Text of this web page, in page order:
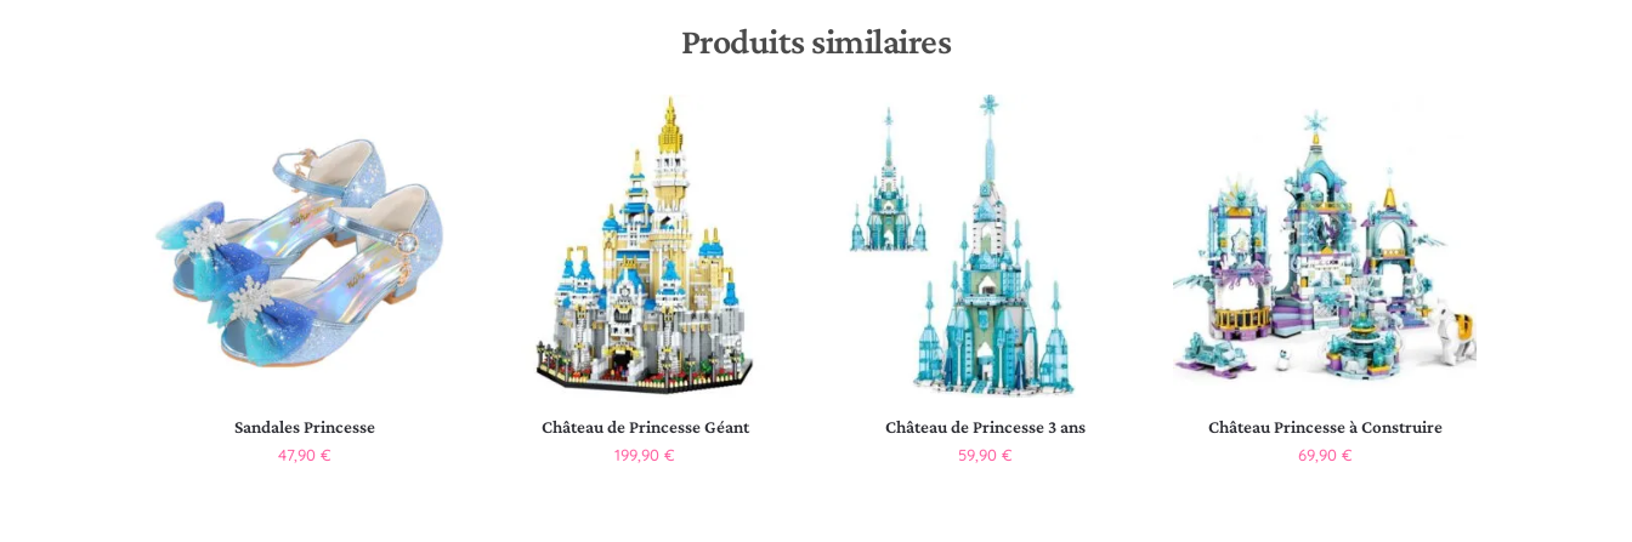
Produits similaires
Sandales Princesse
47,90€
Château de Princesse Géant
199,90€
Château de Princesse 3 ans
59,90 €
Château Princesse à Construire
69,90 €